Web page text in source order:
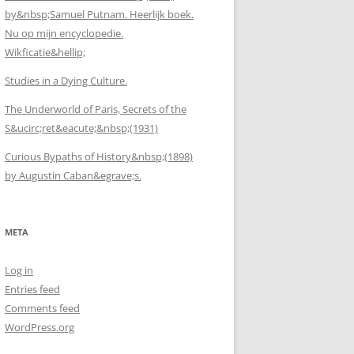
by&nbsp;Samuel Putnam. Heerlijk boek.
Nu op mijn encyclopedie.
Wikficatie&hellip;
Studies in a Dying Culture.
The Underworld of Paris, Secrets of the
S&ucirc;ret&eacute;&nbsp;(1931)
Curious Bypaths of History&nbsp;(1898)
by Augustin Caban&egrave;s.
META
Log in
Entries feed
Comments feed
WordPress.org